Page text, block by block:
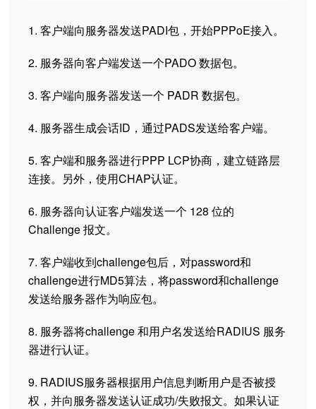
1. 客户端向服务器发送PADI包，开始PPPoE接入。
2. 服务器向客户端发送一个PADO 数据包。
3. 客户端向服务器发送一个 PADR 数据包。
4. 服务器生成会话ID，通过PADS发送给客户端。
5. 客户端和服务器进行PPP LCP协商，建立链路层
连接。另外，使用CHAP认证。
6. 服务器向认证客户端发送一个 128 位的
Challenge 报文。
7. 客户端收到challenge包后，对password和
challenge进行MD5算法，将password和challenge
发送给服务器作为响应包。
8. 服务器将challenge 和用户名发送给RADIUS 服务
器进行认证。
9. RADIUS服务器根据用户信息判断用户是否被授
权，并向服务器发送认证成功/失败报文。如果认证